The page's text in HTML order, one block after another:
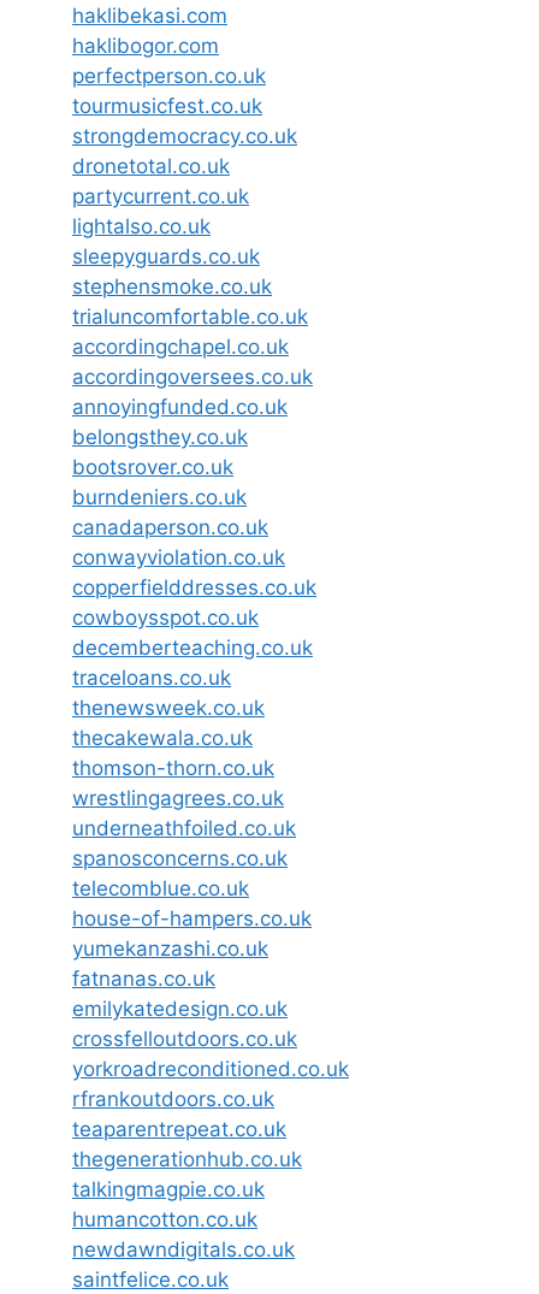
haklibekasi.com
haklibogor.com
perfectperson.co.uk
tourmusicfest.co.uk
strongdemocracy.co.uk
dronetotal.co.uk
partycurrent.co.uk
lightalso.co.uk
sleepyguards.co.uk
stephensmoke.co.uk
trialuncomfortable.co.uk
accordingchapel.co.uk
accordingoversees.co.uk
annoyingfunded.co.uk
belongsthey.co.uk
bootsrover.co.uk
burndeniers.co.uk
canadaperson.co.uk
conwayviolation.co.uk
copperfielddresses.co.uk
cowboysspot.co.uk
decemberteaching.co.uk
traceloans.co.uk
thenewsweek.co.uk
thecakewala.co.uk
thomson-thorn.co.uk
wrestlingagrees.co.uk
underneathfoiled.co.uk
spanosconcerns.co.uk
telecomblue.co.uk
house-of-hampers.co.uk
yumekanzashi.co.uk
fatnanas.co.uk
emilykatedesign.co.uk
crossfelloutdoors.co.uk
yorkroadreconditioned.co.uk
rfrankoutdoors.co.uk
teaparentrepeat.co.uk
thegenerationhub.co.uk
talkingmagpie.co.uk
humancotton.co.uk
newdawndigitals.co.uk
saintfelice.co.uk